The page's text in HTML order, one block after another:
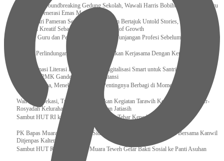
Resmikan Groundbreaking Gedung Sekolah, Wawali Harris Bobihoe : Tonggak Baru
Ciptakan Generasi Emas Masa Depan
Menghadiri Pameran Seni Meiro Collection Bertajuk Untold Stories, Irene Umar :
Ekonomi Kreatif Sebagai The New Engine of Growth
120.067 Guru dan Pengawas PAI Terima Tunjangan Profesi Sebelum Lebaran
Perkuat Perlindungan KI Kemenkum Sahkan Kerjasama Dengan Kemenbud
Transformasi Literasi Keuangan dan Digitalisasi Smart untuk Santri Produktif
Kemenko PMK Gandeng Beberapa Intansi
Peduli Sesama, Menekraf Tekankan Pentingnya Berbagi di Momen Ramadan
Wali Kota Bekasi, Tri Adhianto Lakukan Kegiatan Tarawih Keliling di Masjid Ar-
Rosyadah Kelurahan Jatirasa Kecamatan Jatiasih
Sambut HUT RI ke-81, Lapas Gunungtua Tebar Kepedulian Lewat Bansos
‎PK Bapas Muara Teweh Hadiri Sidang TPP di Lapas Muara Teweh Bersama Kanwil
Ditjenpas Kalteng
‎Sambut HUT RI ke 81, Bapas Muara Teweh Gelar Bakti Sosial ke Panti Asuhan